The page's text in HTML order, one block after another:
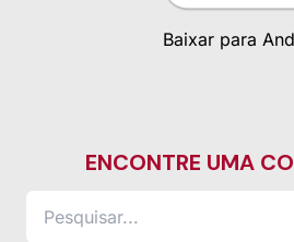
Baixar para
ENCONTRE UMA